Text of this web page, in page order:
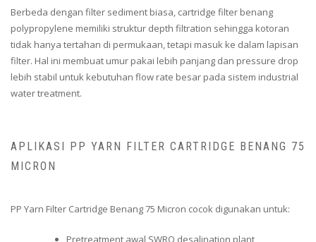
Berbeda dengan filter sediment biasa, cartridge filter benang
polypropylene memiliki struktur depth filtration sehingga kotoran
tidak hanya tertahan di permukaan, tetapi masuk ke dalam lapisan
filter. Hal ini membuat umur pakai lebih panjang dan pressure drop
lebih stabil untuk kebutuhan flow rate besar pada sistem industrial
water treatment.
APLIKASI PP YARN FILTER CARTRIDGE BENANG 75
MICRON
PP Yarn Filter Cartridge Benang 75 Micron cocok digunakan untuk:
Pretreatment awal SWRO desalination plant